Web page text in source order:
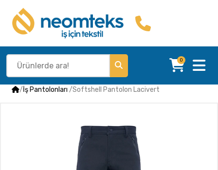
0
/İş Pantolonları /Softshell Pantolon Lacivert